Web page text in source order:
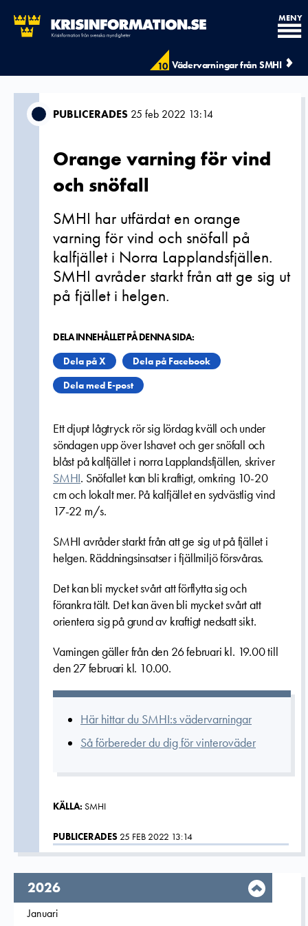
10 Vädervarningar från SMHI
MENY
PUBLICERADES 25 feb 2022 13:14
Orange varning för vind
och snöfall
SMHI har utfärdat en orange
varning för vind och snöfall på
kalfjället i Norra Lapplandsfjällen.
SMHI avråder starkt från att ge sig ut
på fjället i helgen.
DELA INNEHÅLLET PÅ DENNA SIDA:
Dela på X
Dela på Facebook
Dela med E-post
Ett djupt lågtryck rör sig lördag kväll och under
söndagen upp över Ishavet och ger snöfall och
blåst på kalfjället i norra Lapplandsfjällen, skriver
SMHI. Snöfallet kan bli kraftigt, omkring 10-20
cm och lokalt mer. På kalfjället en sydvästlig vind
17-22 m/s.
SMHI avråder starkt från att ge sig ut på fjället i
helgen. Räddningsinsatser i fjällmiljö försvåras.
Det kan bli mycket svårt att förflytta sig och
förankra tält. Det kan även bli mycket svårt att
orientera sig på grund av kraftigt nedsatt sikt.
Varningen gäller från den 26 februari kl. 19.00 till
den 27 februari kl. 10.00.
Här hittar du SMHI:s vädervarningar
Så förbereder du dig för vinteroväder
KÄLLA: SMHI
PUBLICERADES 25 FEB 2022 13:14
År,
2026
Filtrera på
Januari